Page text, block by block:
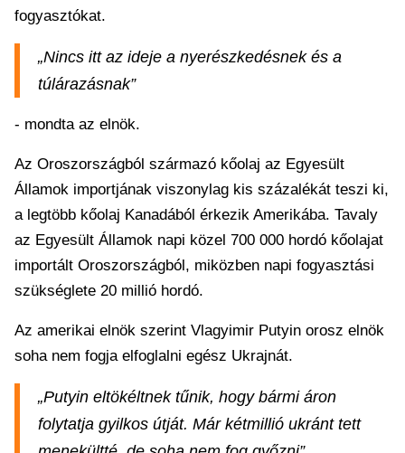
fogyasztókat.
„Nincs itt az ideje a nyerészkedésnek és a
túlárazásnak”
- mondta az elnök.
Az Oroszországból származó kőolaj az Egyesült
Államok importjának viszonylag kis százalékát teszi ki,
a legtöbb kőolaj Kanadából érkezik Amerikába. Tavaly
az Egyesült Államok napi közel 700 000 hordó kőolajat
importált Oroszországból, miközben napi fogyasztási
szükséglete 20 millió hordó.
Az amerikai elnök szerint Vlagyimir Putyin orosz elnök
soha nem fogja elfoglalni egész Ukrajnát.
„Putyin eltökéltnek tűnik, hogy bármi áron
folytatja gyilkos útját. Már kétmillió ukránt tett